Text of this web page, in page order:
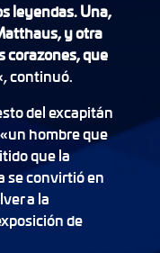
leyendas. Una,
y otra
corazones, que
continuó.
del excapitán
hombre que
que la
se convirtió en
a la
de